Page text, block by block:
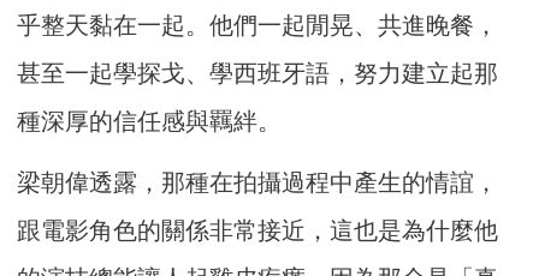
乎整天黏在一起。他們一起閒晃、共進晚餐，
甚至一起學探戈、學西班牙語，努力建立起那
種深厚的信任感與羈絆。
梁朝偉透露，那種在拍攝過程中產生的情誼，
跟電影角色的關係非常接近，這也是為什麼他